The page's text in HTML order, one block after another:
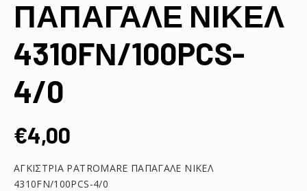
ΠΑΠΑΓΑΛΕ ΝΙΚΕΛ
4310FΝ/100PCS-
4/0
€4,00
ΑΓΚΙΣΤΡΙΑ PATROMARE ΠΑΠΑΓΑΛΕ ΝΙΚΕΛ
4310FΝ/100PCS-4/0